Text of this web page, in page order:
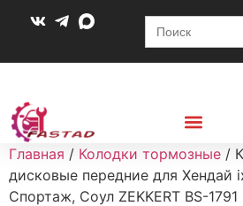
Search
for:
Главная / Колодки тормозные /
дисковые передние для Хендай
Спортаж, Соул ZEKKERT BS-1791